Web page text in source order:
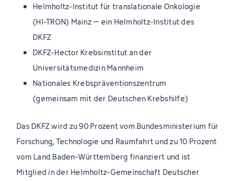
Helmholtz-Institut für translationale Onkologie
(HI-TRON) Mainz – ein Helmholtz-Institut des
DKFZ
DKFZ-Hector Krebsinstitut an der
Universitätsmedizin Mannheim
Nationales Krebspräventionszentrum
(gemeinsam mit der Deutschen Krebshilfe)
Das DKFZ wird zu 90 Prozent vom Bundesministerium für
Forschung, Technologie und Raumfahrt und zu 10 Prozent
vom Land Baden-Württemberg finanziert und ist
Mitglied in der Helmholtz-Gemeinschaft Deutscher